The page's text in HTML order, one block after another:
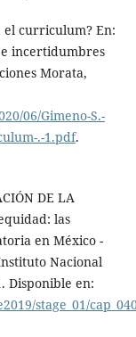
el curriculum? En:
e incertidumbres
Morata,
06/Gimeno-S.-
.-1.pdf.
DE LA
las
en México -
Nacional
Disponible en:
stage_01/